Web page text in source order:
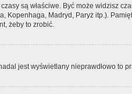
są właściwe. Być może widzisz
Madryd, Paryż itp.).
żeby to zrobić.
jest wyświetlany nieprawdłowo